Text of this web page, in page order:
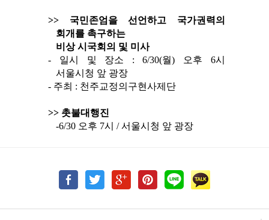
>> 국민존엄을 선언하고 국가권력의
회개를 촉구하는
비상 시국회의 및 미사
- 일시 및 장소 : 6/30(월) 오후 6시
서울시청 앞 광장
- 주최 : 천주교정의구현사제단
>> 촛불대행진
-6/30 오후 7시 / 서울시청 앞 광장